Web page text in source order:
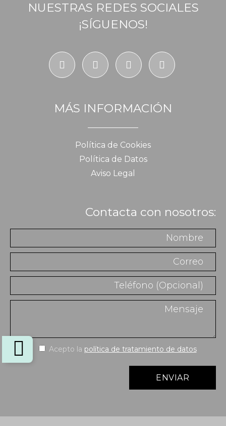
NUESTRAS REDES SOCIALES
¡SÍGUENOS!
MÁS INFORMACIÓN
Política de Cookies
Política de Datos
Aviso Legal
Contacta con nosotros:
Acepto la política de tratamiento de datos